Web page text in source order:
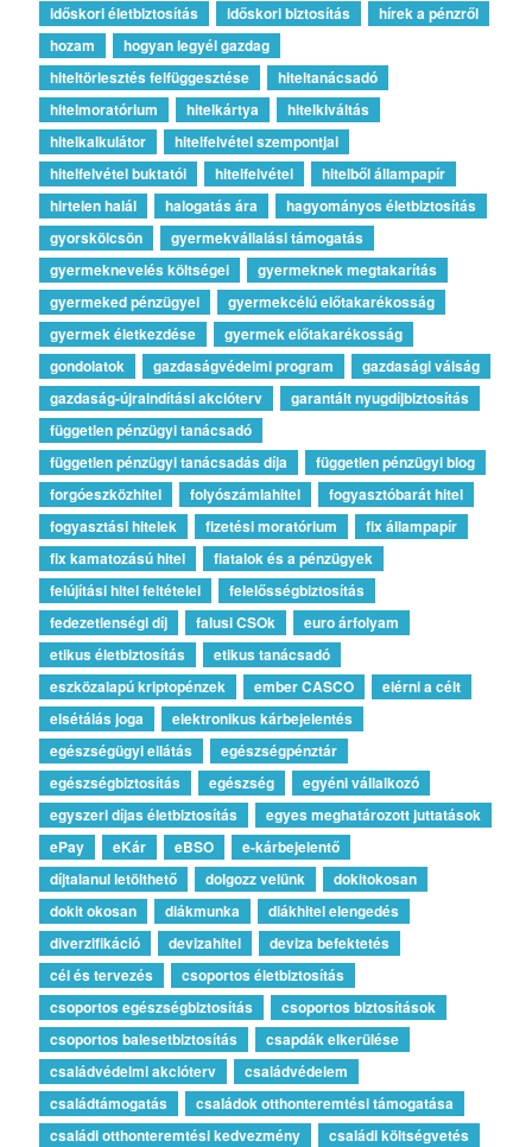
időskori életbiztosítás
időskori biztosítás
hírek a pénzről
hozam
hogyan legyél gazdag
hiteltörlesztés felfüggesztése
hiteltanácsadó
hitelmoratórium
hitelkártya
hitelkiváltás
hitelkalkulátor
hitelfelvétel szempontjai
hitelfelvétel buktatói
hitelfelvétel
hitelből állampapír
hirtelen halál
halogatás ára
hagyományos életbiztosítás
gyorskölcsön
gyermekvállalási támogatás
gyermeknevelés költségei
gyermeknek megtakarítás
gyermeked pénzügyei
gyermekcélú előtakarékosság
gyermek életkezdése
gyermek előtakarékosság
gondolatok
gazdaságvédelmi program
gazdasági válság
gazdaság-újraindítási akcióterv
garantált nyugdíjbiztosítás
független pénzügyi tanácsadó
független pénzügyi tanácsadás díja
független pénzügyi blog
forgóeszközhitel
folyószámlahitel
fogyasztóbarát hitel
fogyasztási hitelek
fizetési moratórium
fix állampapír
fix kamatozású hitel
fiatalok és a pénzügyek
felújítási hitel feltételei
felelősségbiztosítás
fedezetlenségi díj
falusi CSOk
euro árfolyam
etikus életbiztosítás
etikus tanácsadó
eszközalapú kriptopénzek
ember CASCO
elérni a célt
elsétálás joga
elektronikus kárbejelentés
egészségügyi ellátás
egészségpénztár
egészségbiztosítás
egészség
egyéni vállalkozó
egyszeri díjas életbiztosítás
egyes meghatározott juttatások
ePay
eKár eBSO
e-kárbejelentő
díjtalanul letölthető
dolgozz velünk
dokitokosan
dokit okosan
diákmunka
diákhitel elengedés
diverzifikáció
devizahitel
deviza befektetés
cél és tervezés
csoportos életbiztosítás
csoportos egészségbiztosítás
csoportos biztosítások
csoportos balesetbiztosítás
csapdák elkerülése
családvédelmi akcióterv
családvédelem
családtámogatás
családok otthonteremtési támogatása
családi otthonteremtési kedvezmény
családi költségvetés